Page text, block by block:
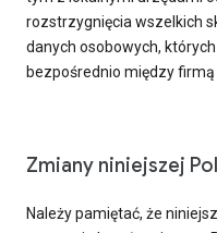
rozstrzygnięcia wszelkich
danych osobowych,
bezpośrednio między
Zmiany niniejszej
Należy pamiętać, że